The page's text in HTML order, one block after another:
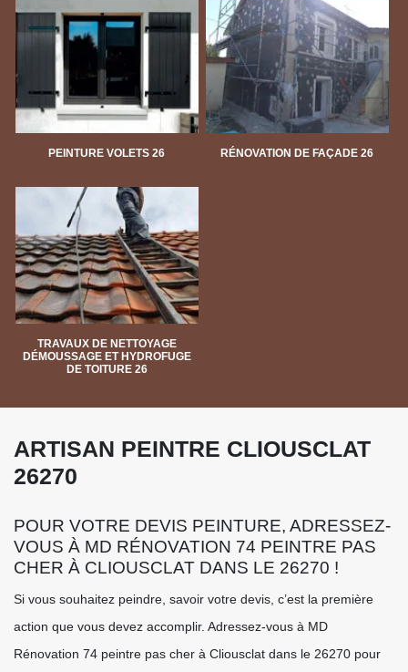
PEINTURE VOLETS 26 RÉNOVATION DE FAÇADE 26
TRAVAUX DE NETTOYAGE
DÉMOUSSAGE ET HYDROFUGE
DE TOITURE 26
ARTISAN PEINTRE CLIOUSCLAT
26270
POUR VOTRE DEVIS PEINTURE, ADRESSEZ-
VOUS À MD RÉNOVATION 74 PEINTRE PAS
CHER À CLIOUSCLAT DANS LE 26270 !
Si vous souhaitez peindre, savoir votre devis, c’est la première
action que vous devez accomplir. Adressez-vous à MD
Rénovation 74 peintre pas cher à Cliousclat dans le 26270 pour